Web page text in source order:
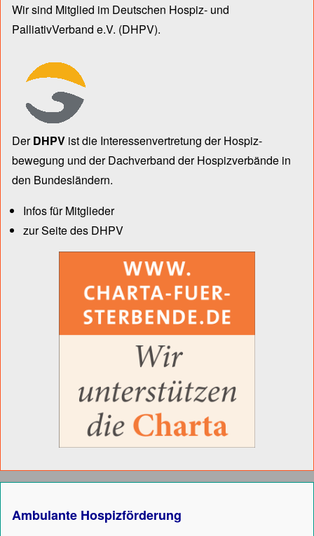
Wir sind Mitglied im Deutschen Hospiz- und
PalliativVerband e.V. (DHPV).
DerDHPV ist die Inter­essen­ver­tre­tung der Hospiz­
bewegung und der Dach­verband der Hospiz­verbände in
den Bun­des­län­dern.
Infos für Mitglieder
zur Seite des DHPV
Ambulante Hospizförderung